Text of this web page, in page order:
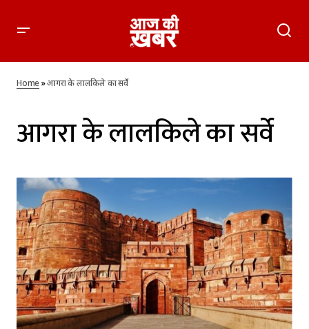
Home»आगरा के लालकिले का सर्वे
आगरा के लालकिले का सर्वे